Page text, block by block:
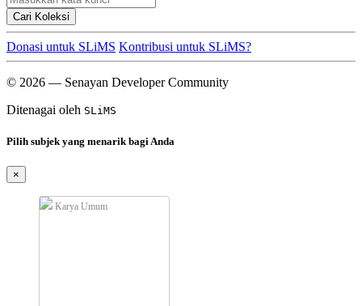
Cari Koleksi
Donasi untuk SLiMS Kontribusi untuk SLiMS?
© 2026 — Senayan Developer Community
Ditenagai oleh SLiMS
Pilih subjek yang menarik bagi Anda
×
Karya Umum